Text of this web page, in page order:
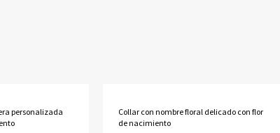
personalizada
Collar con nombre floral delicado con flor
de nacimiento